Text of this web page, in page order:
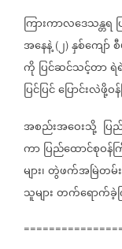
ကြားကာလဒေသန္တရ
အနေနဲ့ (၂) နှစ်ကျော်
ကို ပြင်ဆင်သင့်တာရဲ
ပြင်ပြင်ပြောင်းလဲဖို့
အစည်းအဝေးသို့ ပြ
ကာပြည်ထောင်စုဝန်ကြီ
များ၊တွဲဖက်အမြဲတမ်း
သူများတက်ရောက်ခဲ့